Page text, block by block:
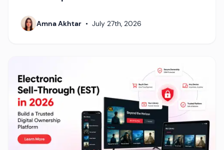
Amna Akhtar • July 27th, 2026